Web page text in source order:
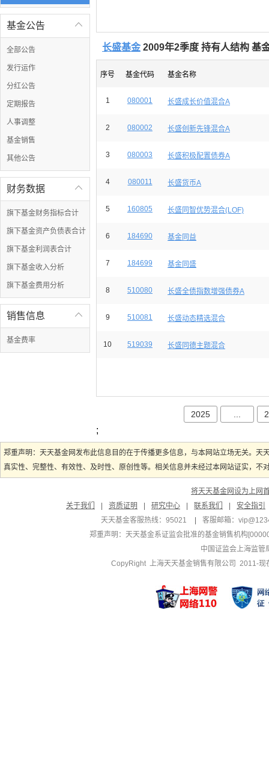

基金公告
全部公告
发行运作
分红公告
定期报告
人事调整
基金销售
其他公告

财务数据
旗下基金财务指标合计
旗下基金资产负债表合计
旗下基金利润表合计
旗下基金收入分析
旗下基金费用分析

销售信息
基金费率
长盛基金 2009年2季度 持有人结构 基
序号 基金代码 基金名称
1 080001 长盛成长价值混合A
2 080002 长盛创新先锋混合A
3 080003 长盛积极配置债券A
4 080011 长盛货币A
5 160805 长盛同智优势混合(LOF)
6 184690 基金同益
7 184699 基金同盛
8 510080 长盛全债指数增强债券A
9 510081 长盛动态精选混合
10 519039 长盛同德主题混合
2025
;
郑重声明：天天基金网发布此信息目的在于传播更多信息，与本网站立场无关。
真实性、完整性、有效性、及时性、原创性等。相关信息并未经过本网站证实，
将天天基金网设为上网
关于我们
资质证明 研究中心 联系我们
安全指引
天天基金客服热线：95021
客服邮箱：
郑重声明： 天天基金系证监会批准的基金销售机构
中国证监会上海监管
CopyRight 上海天天基金销售有限公司 2011-